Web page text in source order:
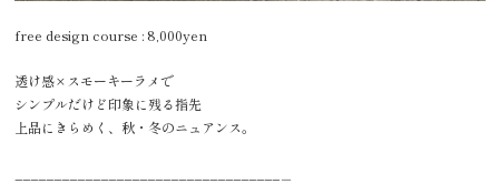
free design course : 8,000yen
透け感×スモーキーラメで
シンプルだけど印象に残る指先
上品にきらめく、秋・冬のニュアンス。